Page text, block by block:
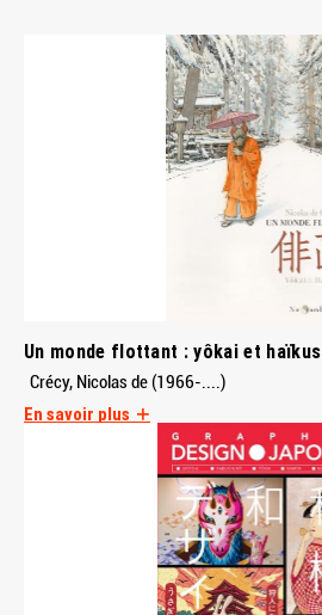
Un monde flottant : yôkai et haïkus
Crécy, Nicolas de (1966-....)
En savoir plus